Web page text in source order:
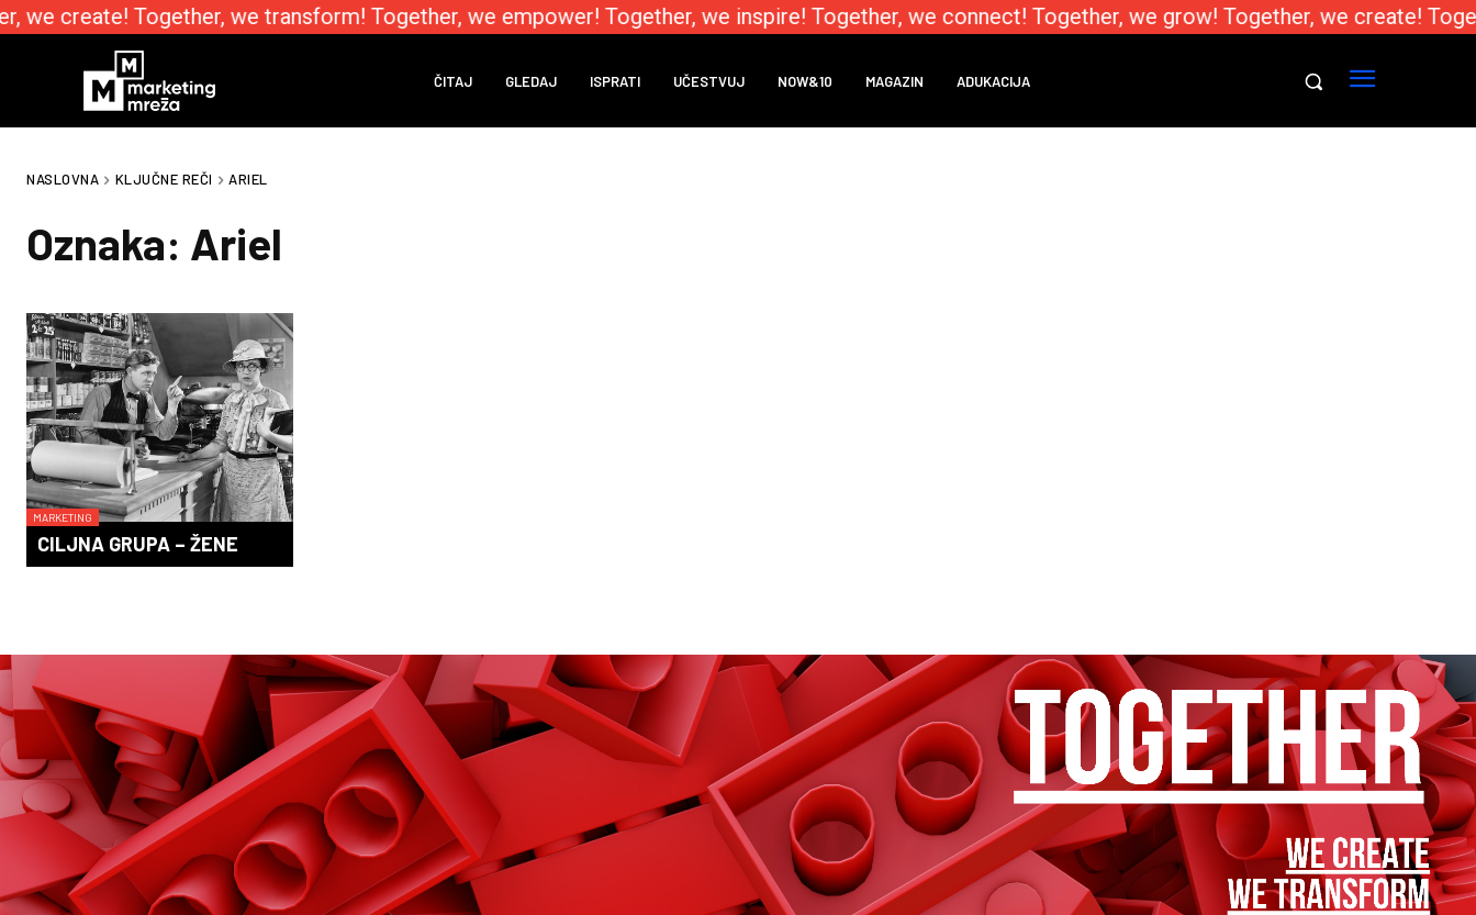
we create! Together, we transform! Together, we empower! Together, we inspire! Together, we connect! Together, we grow! Together, we create!
ČITAJ GLEDAJ ISPRATI UČESTVUJ NOW&10 MAGAZIN ADUKACIJA
NASLOVNA KLJUČNE REČI ARIEL
Oznaka: Ariel
MARKETING
CILJNA GRUPA – ŽENE